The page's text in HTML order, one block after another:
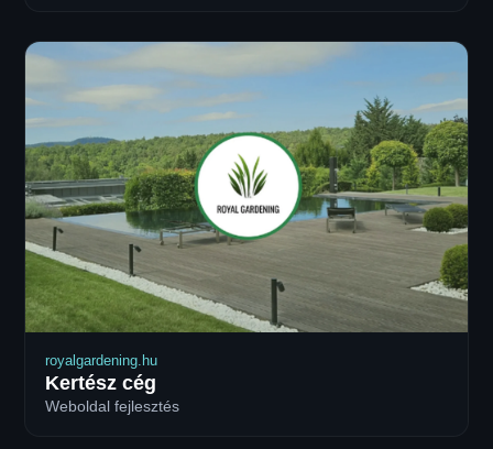
royalgardening.hu
Kertész cég
Weboldal fejlesztés